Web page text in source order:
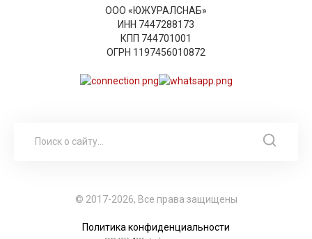
ООО «ЮЖУРАЛСНАБ»
ИНН 7447288173
КПП 744701001
ОГРН 1197456010872
© 2017-2026, Все права защищены
Политика конфиденциальности